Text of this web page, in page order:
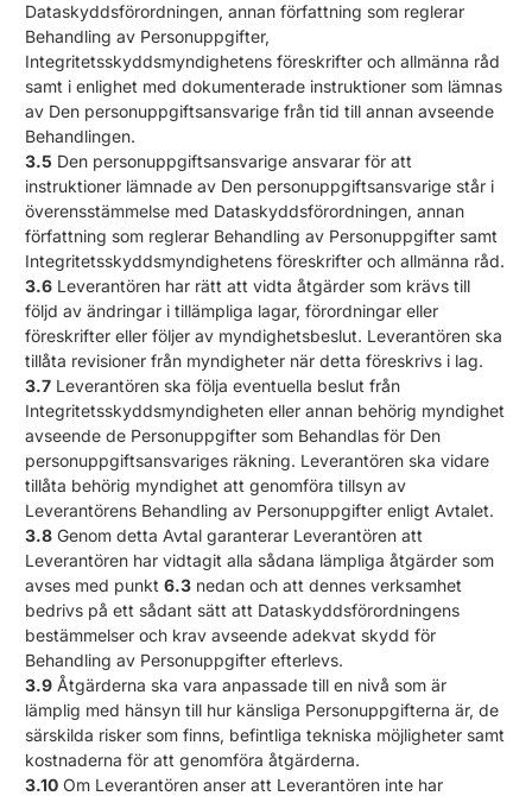
Dataskyddsförordningen, annan författning som reglerar
Behandling av Personuppgifter,
Integritetsskyddsmyndighetens föreskrifter och allmänna råd
samt i enlighet med dokumenterade instruktioner som lämnas
av Den personuppgiftsansvarige från tid till annan avseende
Behandlingen.
3.5 Den personuppgiftsansvarige ansvarar för att
instruktioner lämnade av Den personuppgiftsansvarige står i
överensstämmelse med Dataskyddsförordningen, annan
författning som reglerar Behandling av Personuppgifter samt
Integritetsskyddsmyndighetens föreskrifter och allmänna råd.
3.6 Leverantören har rätt att vidta åtgärder som krävs till
följd av ändringar i tillämpliga lagar, förordningar eller
föreskrifter eller följer av myndighetsbeslut. Leverantören ska
tillåta revisioner från myndigheter när detta föreskrivs i lag.
3.7 Leverantören ska följa eventuella beslut från
Integritetsskyddsmyndigheten eller annan behörig myndighet
avseende de Personuppgifter som Behandlas för Den
personuppgiftsansvariges räkning. Leverantören ska vidare
tillåta behörig myndighet att genomföra tillsyn av
Leverantörens Behandling av Personuppgifter enligt Avtalet.
3.8 Genom detta Avtal garanterar Leverantören att
Leverantören har vidtagit alla sådana lämpliga åtgärder som
avses med punkt6.3 nedan och att dennes verksamhet
bedrivs på ett sådant sätt att Dataskyddsförordningens
bestämmelser och krav avseende adekvat skydd för
Behandling av Personuppgifter efterlevs.
3.9 Åtgärderna ska vara anpassade till en nivå som är
lämplig med hänsyn till hur känsliga Personuppgifterna är, de
särskilda risker som finns, befintliga tekniska möjligheter samt
kostnaderna för att genomföra åtgärderna.
3.10 Om Leverantören anser att Leverantören inte har